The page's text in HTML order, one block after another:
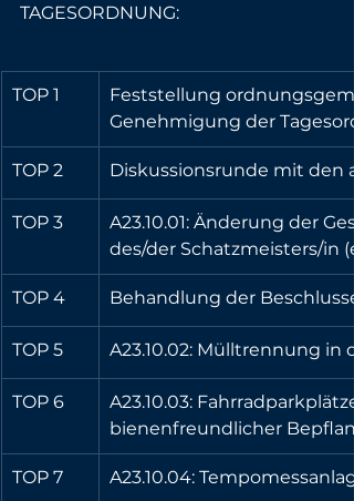
TAGESORDNUNG:
TOP 1
Feststellung
Genehmigung der
TOP 2 Diskussionsrunde mit
TOP 3
A23.10.01: Änderung der
des/der Schatzmeisters/in
TOP 4 Behandlung der
TOP 5 A23.10.02: Mülltrennung in
TOP 6
A23.10.03:
bienenfreundlicher
TOP 7 A23.10.04: